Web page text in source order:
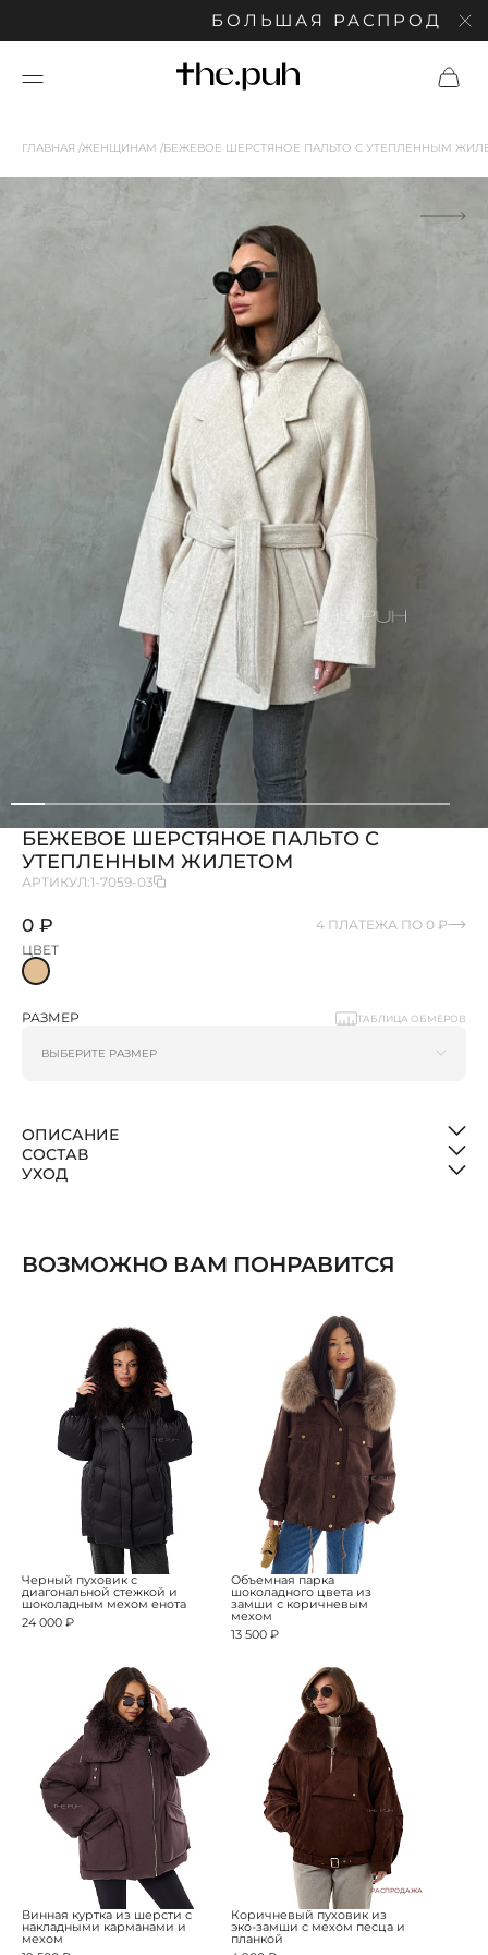
БОЛЬШАЯ РАСПРОДАЖА:
ГЛАВНАЯ ЖЕНЩИНАМ БЕЖЕВОЕ ШЕРСТЯНОЕ ПАЛЬТО С УТЕПЛЕННЫМ
БЕЖЕВОЕ ШЕРСТЯНОЕ ПАЛЬТО С
УТЕПЛЕННЫМ ЖИЛЕТОМ
АРТИКУЛ:1-7059-03
0 ₽
4 ПЛАТЕЖА ПО 0 ₽
ЦВЕТ
РАЗМЕР ТАБЛИЦА ОБМЕРОВ
ОПИСАНИЕ
СОСТАВ
УХОД
ВОЗМОЖНО ВАМ ПОНРАВИТСЯ
Черный пуховик с
диагональной стежкой и
шоколадным мехом енота
24 000 ₽
Объемная парка
шоколадного цвета из
замши с коричневым
мехом
13 500 ₽
Винная куртка из шерсти с
накладными карманами и
мехом
РАСПРОДАЖА
Коричневый пуховик из
эко-замши с мехом песца и
планкой